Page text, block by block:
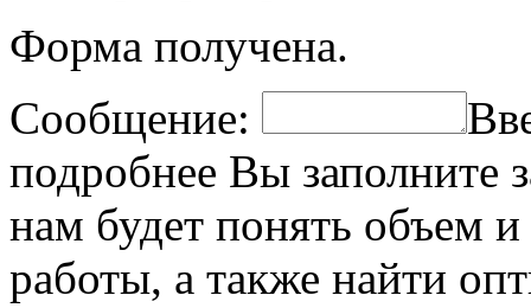
Форма получена.
Сообщение:
подробнее Вы заполните
нам будет понять объем
работы, а также найти